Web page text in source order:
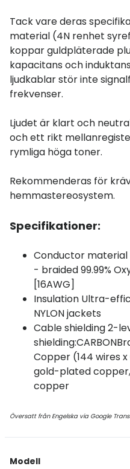
Tack vare deras
material (4N renhet
koppar guldpläterade
kapacitans och
ljudkablar stör inte
frekvenser.
Ljudet är klart och
och ett rikt
rymliga höga toner.
Rekommenderas för
hemmastereosystem.
Specifikationer:
Conductor
- braided 99.99%
[16AWG]
Insulation Ultra-
NYLON jackets
Cable shielding 2-
Copper (144 wires x
gold-plated copper,
copper
Översatt från Engelska via Google
Modell